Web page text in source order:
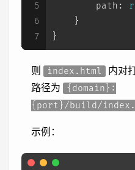
5
6
7
path :
    }
}
则 index.html
内对
路径为
{domain}:
{port}/build/
示例：